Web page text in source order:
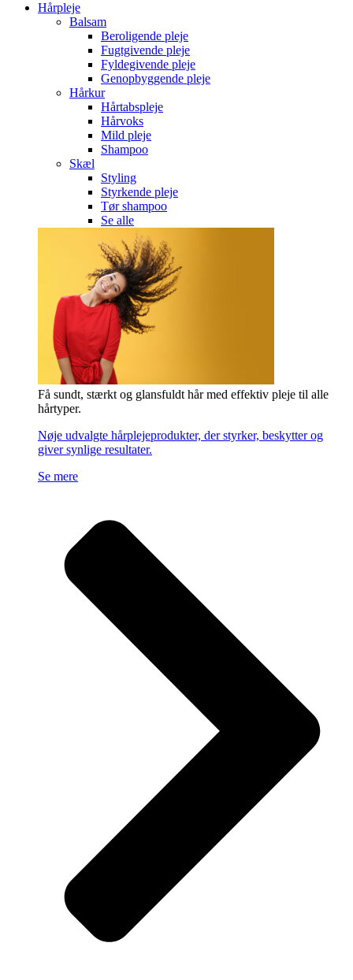
Hårpleje
Balsam
Beroligende pleje
Fugtgivende pleje
Fyldegivende pleje
Genopbyggende pleje
Hårkur
Hårtabspleje
Hårvoks
Mild pleje
Shampoo
Skæl
Styling
Styrkende pleje
Tør shampoo
Se alle
Få sundt, stærkt og glansfuldt hår med effektiv pleje til alle
hårtyper.
Nøje udvalgte hårplejeprodukter, der styrker, beskytter og
giver synlige resultater.
Se mere